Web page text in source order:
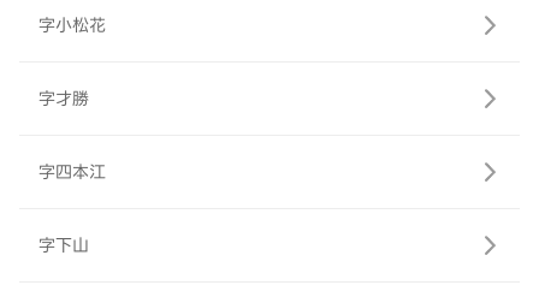
字小松花
字才勝
字四本江
字下山